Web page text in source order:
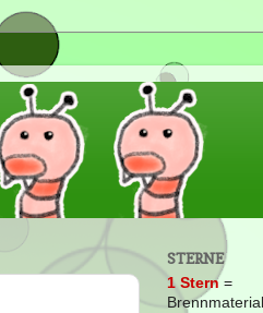
STERNE
1 Stern =
Brennmaterial